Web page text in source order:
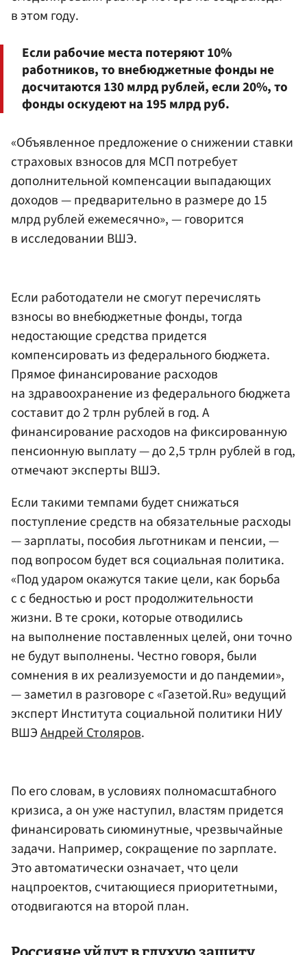
в этом году.
Если рабочие места потеряют 10%
работников, то внебюджетные фонды не
досчитаются 130 млрд рублей, если 20%, то
фонды оскудеют на 195 млрд руб.
«Объявленное предложение о снижении ставки
страховых взносов для МСП потребует
дополнительной компенсации выпадающих
доходов — предварительно в размере до 15
млрд рублей ежемесячно», — говорится
в исследовании ВШЭ.
Если работодатели не смогут перечислять
взносы во внебюджетные фонды, тогда
недостающие средства придется
компенсировать из федерального бюджета.
Прямое финансирование расходов
на здравоохранение из федерального бюджета
составит до 2 трлн рублей в год. А
финансирование расходов на фиксированную
пенсионную выплату — до 2,5 трлн рублей в год,
отмечают эксперты ВШЭ.
Если такими темпами будет снижаться
поступление средств на обязательные расходы
— зарплаты, пособия льготникам и пенсии, —
под вопросом будет вся социальная политика.
«Под ударом окажутся такие цели, как борьба
с с бедностью и рост продолжительности
жизни. В те сроки, которые отводились
на выполнение поставленных целей, они точно
не будут выполнены. Честно говоря, были
сомнения в их реализуемости и до пандемии»,
— заметил в разговоре с «Газетой.Ru» ведущий
эксперт Института социальной политики НИУ
ВШЭАндрей Столяров.
По его словам, в условиях полномасштабного
кризиса, а он уже наступил, властям придется
финансировать сиюминутные, чрезвычайные
задачи. Например, сокращение по зарплате.
Это автоматически означает, что цели
нацпроектов, считающиеся приоритетными,
отодвигаются на второй план.